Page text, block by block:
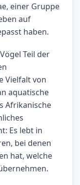
einer Gruppe
auf
haben.
Teil der
Vielfalt von
aquatische
Afrikanische
Es lebt in
bei denen
hat, welche